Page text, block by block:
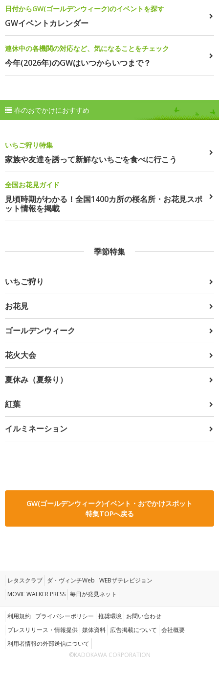
日付からGW(ゴールデンウィーク)のイベントを探す
GWイベントカレンダー
連休中の各機関の対応など、気になることをチェック
今年(2026年)のGWはいつからいつまで？
春のおでかけにおすすめ
いちご狩り特集
家族や友達を誘って新鮮ないちごを食べに行こう
全国お花見ガイド
見頃時期がわかる！全国1400カ所の桜名所・お花見スポ
ット情報を掲載
季節特集
いちご狩り
お花見
ゴールデンウィーク
花火大会
夏休み（夏祭り）
紅葉
イルミネーション
GW(ゴールデンウィーク)イベント・おでかけスポット
特集TOPへ戻る
レタスクラブ ダ・ヴィンチWeb WEBザテレビジョン
MOVIE WALKER PRESS 毎日が発見ネット
利用規約 プライバシーポリシー 推奨環境 お問い合わせ
プレスリリース・情報提供 媒体資料 広告掲載について 会社概要
利用者情報の外部送信について
©KADOKAWA CORPORATION